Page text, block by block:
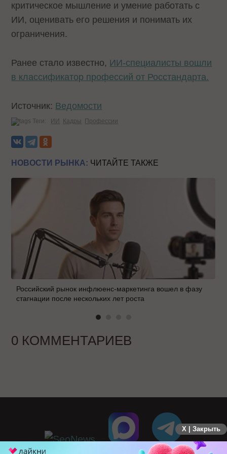
критическое мышление и умение работать с
ИИ, оценивать его решения и понимать их
ограничения.
Ранее стало известно, ИИ-специалисты вошли
в классификатор профессий от Росстандарта.
Источник: Ведомости
Теги: ИИ Кадры Профессии
НОВОСТИ РЫНКА: ЧИТАЙТЕ ТАКЖЕ
Российский рынок инфлюенс-маркетинга вошел в фазу
стагнации после нескольких лет роста
0 КОММЕНТАРИЕВ
X | Закрыть